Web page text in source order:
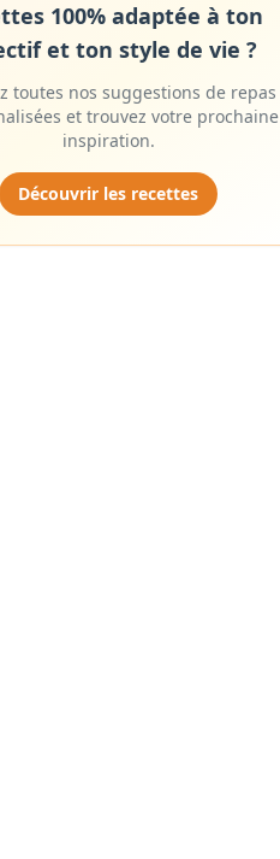
100% adaptée à ton
et ton style de vie ?
toutes nos suggestions de repas
et trouvez votre prochaine
inspiration.
Découvrir les recettes